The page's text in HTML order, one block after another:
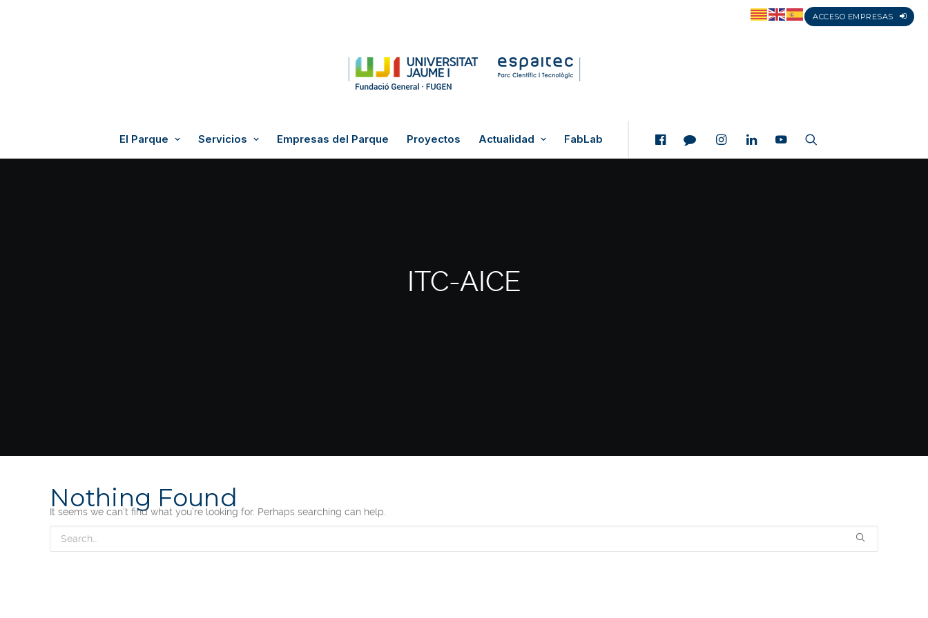
ACCESO EMPRESAS
El Parque Servicios Empresas del Parque Proyectos Actualidad FabLab
ITC-AICE
Nothing Found
It seems we can’t find what you’re looking for. Perhaps searching can help.